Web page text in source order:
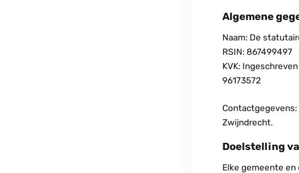
Algemene
Naam: De
RSIN: 867499497
KVK:
96173572
Zwijndrecht.
Doelstelling
Elke gemeente